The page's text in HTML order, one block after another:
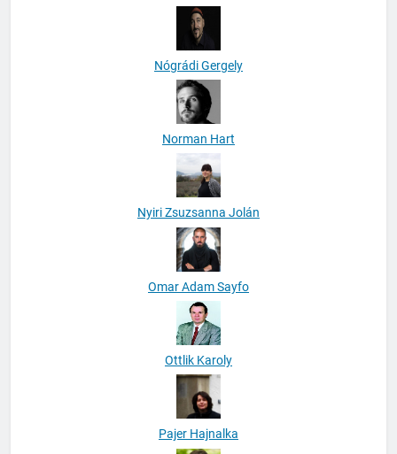
Nógrádi Gergely
Norman Hart
Nyiri Zsuzsanna Jolán
Omar Adam Sayfo
Ottlik Karoly
Pajer Hajnalka